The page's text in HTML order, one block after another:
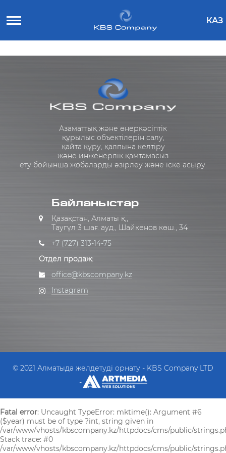
КАЗ
Азаматтық және өнеркәсіптік
құрылыс объектілерін салу,
қайта құру, қалпына келтіру
және инженерлік қамтамасыз
ету бойынша жобаларды әзірлеу және іске асыру.
Байланыстар
Қазақстан, Алматы қ.,
Таугүл 3 шағ. ауд., Шайкенов көш., 34
+7 (727) 313-14-75
Отдел продаж:
office@kbscompany.kz
Instagram
© 2021 Алматыда желдетуді орнату - KBS Company LTD
-
Fatal error: Uncaught TypeError: mktime(): Argument #6
($year) must be of type ?int, string given in
/var/www/vhosts/kbscompany.kz/httpdocs/cms/public/
Stack trace: #0
/var/www/vhosts/kbscompany.kz/httpdocs/cms/public/